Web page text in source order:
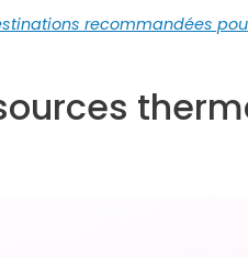
recommandées